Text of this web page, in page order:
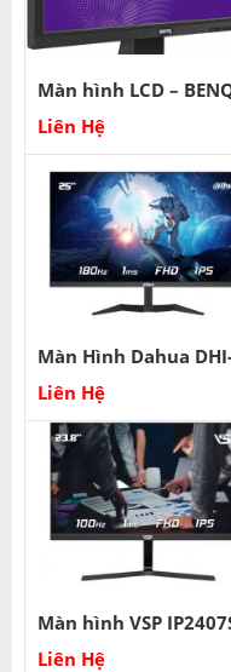
Liên Hệ
Liên Hệ
Liên Hệ